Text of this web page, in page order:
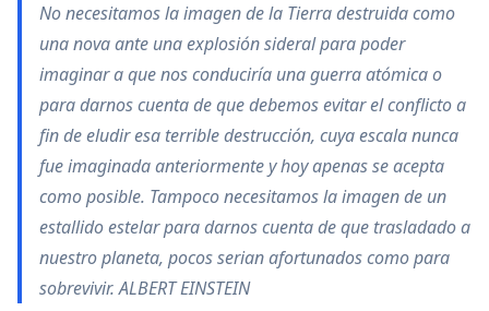
No necesitamos la imagen de la Tierra destruida como
una nova ante una explosión sideral para poder
imaginar a que nos conduciría una guerra atómica o
para darnos cuenta de que debemos evitar el conflicto a
fin de eludir esa terrible destrucción, cuya escala nunca
fue imaginada anteriormente y hoy apenas se acepta
como posible. Tampoco necesitamos la imagen de un
estallido estelar para darnos cuenta de que trasladado a
nuestro planeta, pocos serian afortunados como para
sobrevivir. ALBERT EINSTEIN